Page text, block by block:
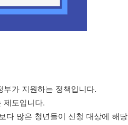
가 지원하는 정책입니다.
제도입니다.
다 많은 청년들이 신청 대상에 해당